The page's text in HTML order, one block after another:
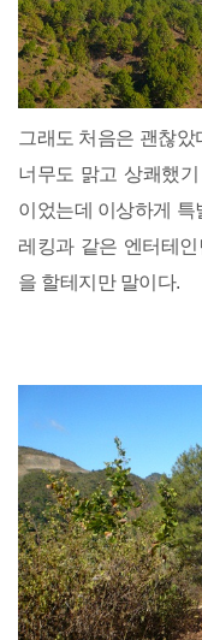
그래도 처음은 괜찮
너무도 맑고 상쾌했
이었는데 이상하게 특
레킹과 같은 엔터테
을 할테지만 말이다.